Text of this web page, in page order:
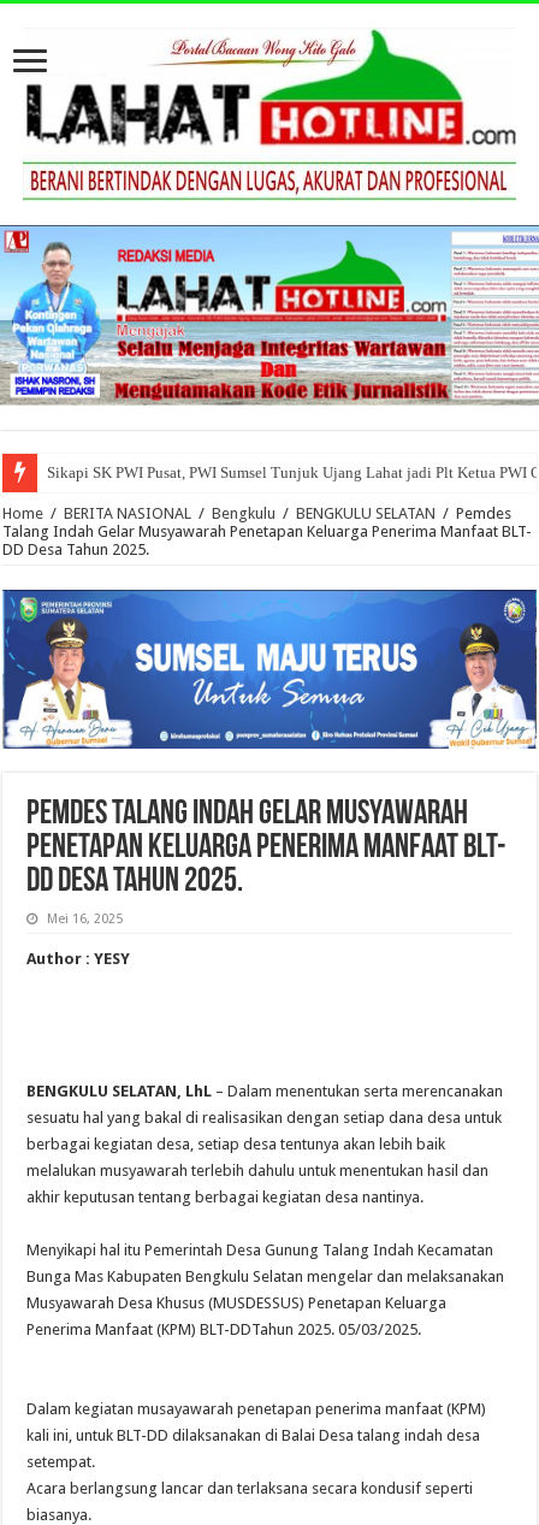
Sikapi SK PWI Pusat, PWI Sumsel Tunjuk Ujang Lahat jadi Plt Ketua PWI
Home / BERITA NASIONAL / Bengkulu / BENGKULU SELATAN / Pemdes
Talang Indah Gelar Musyawarah Penetapan Keluarga Penerima Manfaat BLT-
DD Desa Tahun 2025.
Pemdes Talang Indah Gelar Musyawarah
Penetapan Keluarga Penerima Manfaat BLT-
DD Desa Tahun 2025.
Mei 16, 2025
Author : YESY
BENGKULU SELATAN, LhL – Dalam menentukan serta merencanakan
sesuatu hal yang bakal di realisasikan dengan setiap dana desa untuk
berbagai kegiatan desa, setiap desa tentunya akan lebih baik
melalukan musyawarah terlebih dahulu untuk menentukan hasil dan
akhir keputusan tentang berbagai kegiatan desa nantinya.
Menyikapi hal itu Pemerintah Desa Gunung Talang Indah Kecamatan
Bunga Mas Kabupaten Bengkulu Selatan mengelar dan melaksanakan
Musyawarah Desa Khusus (MUSDESSUS) Penetapan Keluarga
Penerima Manfaat (KPM) BLT-DDTahun 2025. 05/03/2025.
Dalam kegiatan musayawarah penetapan penerima manfaat (KPM)
kali ini, untuk BLT-DD dilaksanakan di Balai Desa talang indah desa
setempat.
Acara berlangsung lancar dan terlaksana secara kondusif seperti
biasanya.